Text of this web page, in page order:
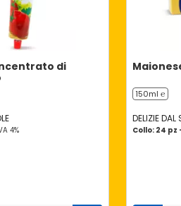
di
4%
150ml ℮
DELIZIE DAL
Collo: 24 pz